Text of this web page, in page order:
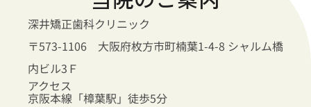
深井矯正歯科クリニック
〒573-1106 大阪府枚方市町楠葉1-4-8 シャルム橋
内ビル3Ｆ
アクセス
京阪本線「樟葉駅」徒歩5分